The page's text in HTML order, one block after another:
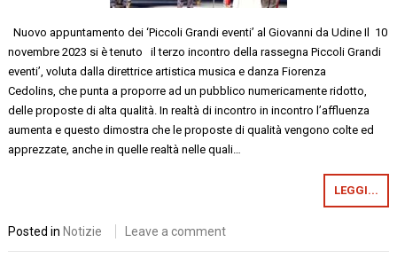
Nuovo appuntamento dei ‘Piccoli Grandi eventi’ al Giovanni da Udine Il 10
novembre 2023 si è tenuto il terzo incontro della rassegna Piccoli Grandi
eventi’, voluta dalla direttrice artistica musica e danza Fiorenza
Cedolins, che punta a proporre ad un pubblico numericamente ridotto,
delle proposte di alta qualità. In realtà di incontro in incontro l’affluenza
aumenta e questo dimostra che le proposte di qualità vengono colte ed
apprezzate, anche in quelle realtà nelle quali…
LEGGI...
Posted inNotizie Leave a comment